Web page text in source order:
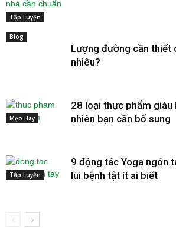
Tập Luyện
Blog
Lượng đường cần thiết
nhiêu?
Mẹo Hay
28 loại thực phẩm
nhiên bạn cần bổ sung
Tập Luyện
9 động tác Yoga ngón
lùi bệnh tật ít ai biết